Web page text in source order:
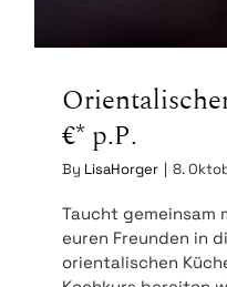
€* p.P.
By LisaHorger | 8.
Taucht gemeinsam
euren Freunden in
orientalischen